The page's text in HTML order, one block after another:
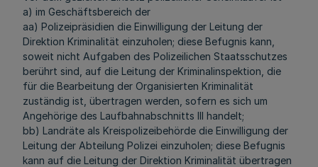
a) im Geschäftsbereich der
aa) Polizeipräsidien die Einwilligung der Leitung der
Direktion Kriminalität einzuholen; diese Befugnis kann,
soweit nicht Aufgaben des Polizeilichen Staatsschutzes
berührt sind, auf die Leitung der Kriminalinspektion, die
für die Bearbeitung der Organisierten Kriminalität
zuständig ist, übertragen werden, sofern es sich um
Angehörige des Laufbahnabschnitts III handelt;
bb) Landräte als Kreispolizeibehörde die Einwilligung der
Leitung der Abteilung Polizei einzuholen; diese Befugnis
kann auf die Leitung der Direktion Kriminalität übertragen